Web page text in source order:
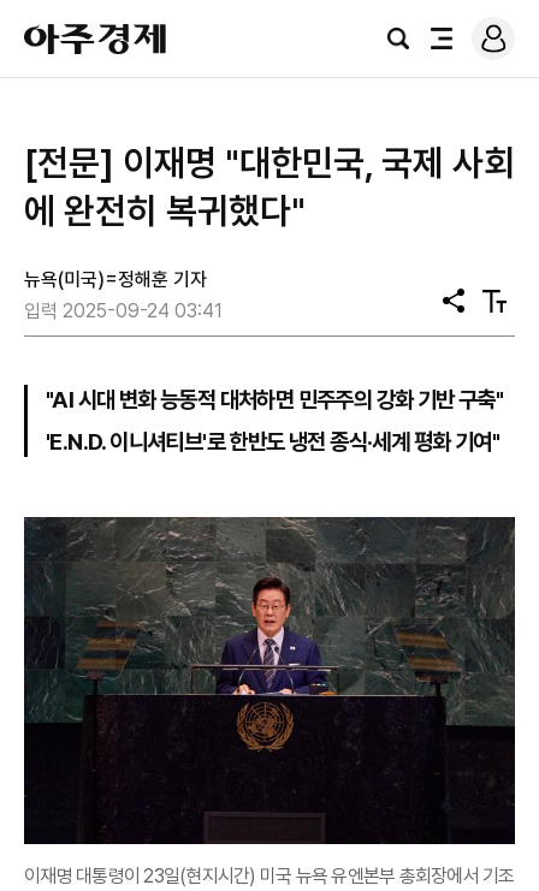
아
주
경
검
전
로
그
[전문] 이재명 "대한민국, 국제 사회
에 완전히 복귀했다"
뉴욕(미국)=정해훈 기자
입력 2025-09-24 03:41
공
유
텍
스
기
"AI 시대 변화 능동적 대처하면 민주주의 강화 기반 구축"
'E.N.D. 이니셔티브'로 한반도 냉전 종식·세계 평화 기여"
이재명 대통령이 23일(현지시간) 미국 뉴욕 유엔본부 총회장에서 기조